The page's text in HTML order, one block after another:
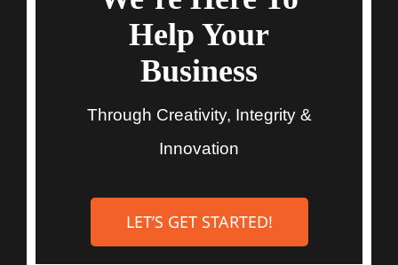
Help Your
Business
Through Creativity, Integrity &
Innovation
LET’S GET STARTED!